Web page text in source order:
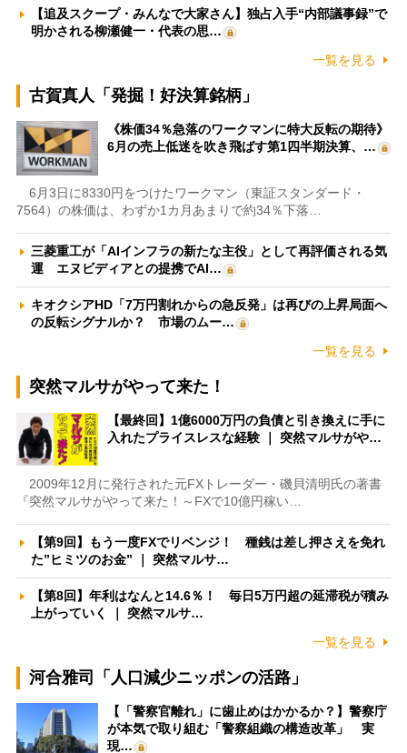
【追及スクープ・みんなで大家さん】独占入手“内部議事録”で
明かされる柳瀬健一・代表の思…
一覧を見る
古賀真人「発掘！好決算銘柄」
《株価34％急落のワークマンに特大反転の期待》
6月の売上低迷を吹き飛ばす第1四半期決算、…
6月3日に8330円をつけたワークマン（東証スタンダード・
7564）の株価は、わずか1カ月あまりで約34％下落…
三菱重工が「AIインフラの新たな主役」として再評価される気
運 エヌビディアとの提携でAI…
キオクシアHD「7万円割れからの急反発」は再びの上昇局面へ
の反転シグナルか？ 市場のムー…
一覧を見る
突然マルサがやって来た！
【最終回】1億6000万円の負債と引き換えに手に
入れたプライスレスな経験 ｜ 突然マルサがや…
2009年12月に発行された元FXトレーダー・磯貝清明氏の著書
『突然マルサがやって来た！～FXで10億円稼い…
【第9回】もう一度FXでリベンジ！ 種銭は差し押さえを免れ
た”ヒミツのお金” ｜ 突然マルサ…
【第8回】年利はなんと14.6％！ 毎日5万円超の延滞税が積み
上がっていく ｜ 突然マルサ…
一覧を見る
河合雅司「人口減少ニッポンの活路」
【「警察官離れ」に歯止めはかかるか？】警察庁
が本気で取り組む「警察組織の構造改革」 実
現…